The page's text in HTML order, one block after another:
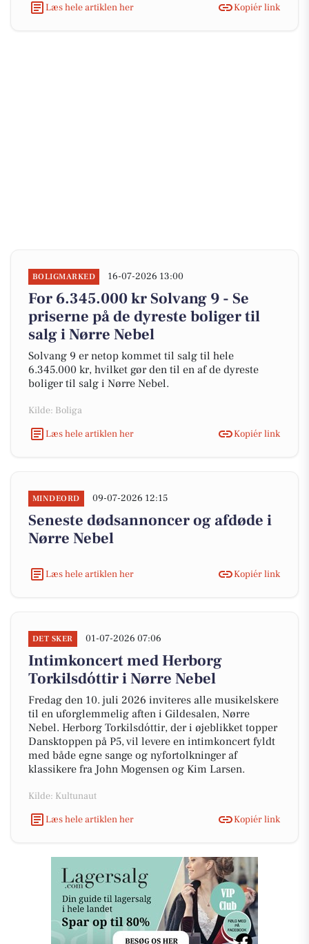
Læs hele artiklen her Kopiér link
BOLIGMARKED 16-07-2026 13:00
For 6.345.000 kr Solvang 9 - Se
priserne på de dyreste boliger til
salg i Nørre Nebel
Solvang 9 er netop kommet til salg til hele
6.345.000 kr, hvilket gør den til en af de dyreste
boliger til salg i Nørre Nebel.
Kilde: Boliga
Læs hele artiklen her
Kopiér link
MINDEORD 09-07-2026 12:15
Seneste dødsannoncer og afdøde i
Nørre Nebel
Læs hele artiklen her Kopiér link
DET SKER 01-07-2026 07:06
Intimkoncert med Herborg
Torkilsdóttir i Nørre Nebel
Fredag den 10. juli 2026 inviteres alle musikelskere
til en uforglemmelig aften i Gildesalen, Nørre
Nebel. Herborg Torkilsdóttir, der i øjeblikket topper
Dansktoppen på P5, vil levere en intimkoncert fyldt
med både egne sange og nyfortolkninger af
klassikere fra John Mogensen og Kim Larsen.
Kilde: Kultunaut
Læs hele artiklen her
Kopiér link